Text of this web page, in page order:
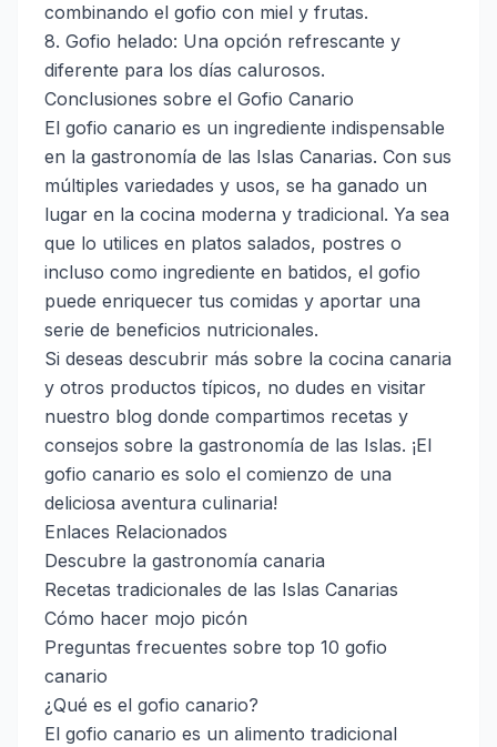
combinando el gofio con miel y frutas.
8. Gofio helado: Una opción refrescante y
diferente para los días calurosos.
Conclusiones sobre el Gofio Canario
El gofio canario es un ingrediente indispensable
en la gastronomía de las Islas Canarias. Con sus
múltiples variedades y usos, se ha ganado un
lugar en la cocina moderna y tradicional. Ya sea
que lo utilices en platos salados, postres o
incluso como ingrediente en batidos, el gofio
puede enriquecer tus comidas y aportar una
serie de beneficios nutricionales.
Si deseas descubrir más sobre la cocina canaria
y otros productos típicos, no dudes en visitar
nuestro blog donde compartimos recetas y
consejos sobre la gastronomía de las Islas. ¡El
gofio canario es solo el comienzo de una
deliciosa aventura culinaria!
Enlaces Relacionados
Descubre la gastronomía canaria
Recetas tradicionales de las Islas Canarias
Cómo hacer mojo picón
Preguntas frecuentes sobre top 10 gofio
canario
¿Qué es el gofio canario?
El gofio canario es un alimento tradicional